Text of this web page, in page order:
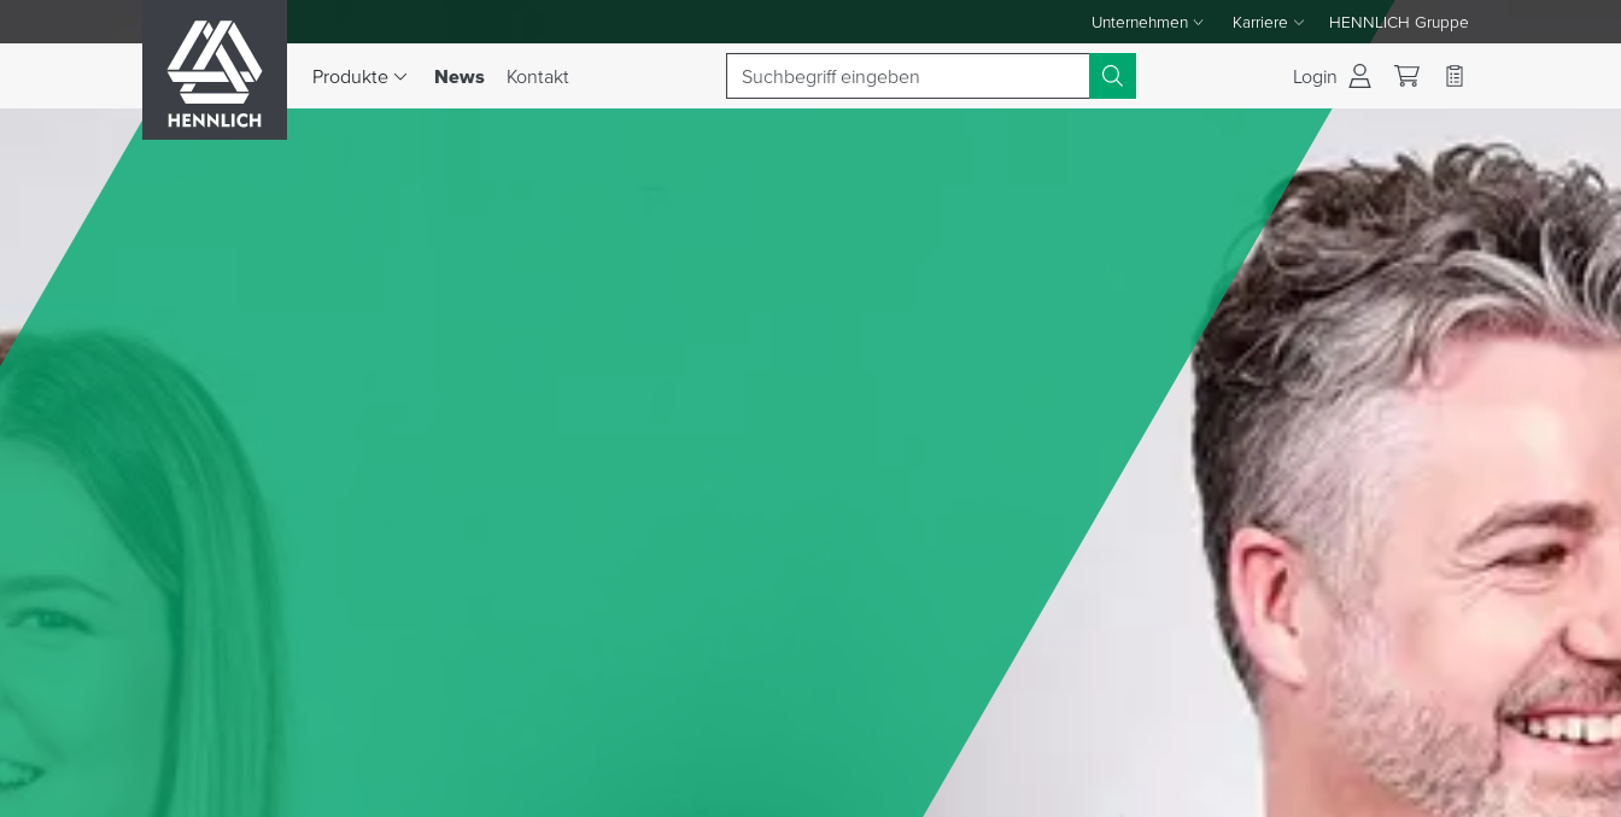
Unternehmen
Dropdown-Menü Unternehmen umschalten
Karriere
Dropdown-Menü Karriere umschalten
HENNLICH Gruppe
Produkte
Dropdown-Menü Produkte umschalten
News(aktiv)
Kontakt Suchbegriff Login